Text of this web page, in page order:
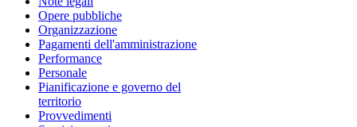
Opere pubbliche
Organizzazione
Pagamenti dell'amministrazione
Performance
Personale
Pianificazione e governo del
territorio
Provvedimenti